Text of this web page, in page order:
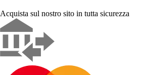
Acquista sul nostro sito in tutta sicurezza